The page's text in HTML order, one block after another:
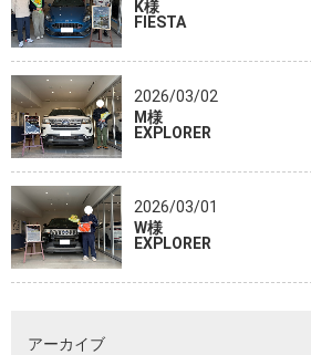
K様
FIESTA
2026/03/02
M様
EXPLORER
2026/03/01
W様
EXPLORER
アーカイブ